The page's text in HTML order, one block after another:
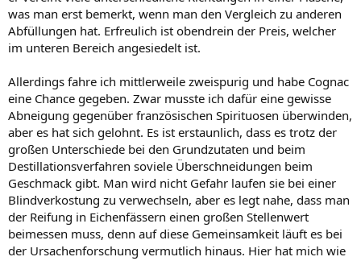
was man erst bemerkt, wenn man den Vergleich zu anderen
Abfüllungen hat. Erfreulich ist obendrein der Preis, welcher
im unteren Bereich angesiedelt ist.
Allerdings fahre ich mittlerweile zweispurig und habe Cognac
eine Chance gegeben. Zwar musste ich dafür eine gewisse
Abneigung gegenüber französischen Spirituosen überwinden,
aber es hat sich gelohnt. Es ist erstaunlich, dass es trotz der
großen Unterschiede bei den Grundzutaten und beim
Destillationsverfahren soviele Überschneidungen beim
Geschmack gibt. Man wird nicht Gefahr laufen sie bei einer
Blindverkostung zu verwechseln, aber es legt nahe, dass man
der Reifung in Eichenfässern einen großen Stellenwert
beimessen muss, denn auf diese Gemeinsamkeit läuft es bei
der Ursachenforschung vermutlich hinaus. Hier hat mich wie